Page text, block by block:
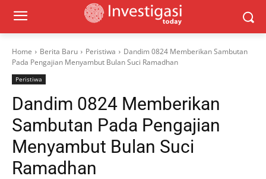
Home Berita Baru Peristiwa
Dandim 0824 Memberikan Sambutan
Pada Pengajian Menyambut Bulan Suci Ramadhan
Peristiwa
Dandim 0824 Memberikan
Sambutan Pada Pengajian
Menyambut Bulan Suci
Ramadhan